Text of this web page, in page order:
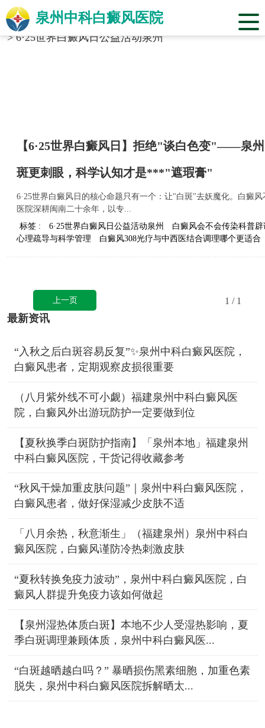
泉州中科白癜风医院
当前位置：福建省泉州市中科白癜风医院
标签合辑
>6·25世界白癜风日公益活动泉州
【6·25世界白癜风日】拒绝"谈白色变"——泉
斑更刺眼，科学认知才是***"遮瑕膏"
6·25世界白癜风日的核心命题只有一个：让"白斑"去妖魔化。白癜
医院深耕闽南二十余年，以专...
标签 :
6·25世界白癜风日公益活动泉州
白癜风会不会传染科普辟
心理疏导与科学管理
白癜风308光疗与中西医结合调理哪个更适合
上一页 1 / 1
最新资讯
“入秋之后白斑容易反复”✨泉州中科白癜风医院，
白癜风患者，定期观察皮损很重要
（八月紫外线不可小觑）福建泉州中科白癜风医
院，白癜风外出游玩防护一定要做到位
【夏秋换季白斑防护指南】「泉州本地」福建泉州
中科白癜风医院，干货记得收藏参考
“秋风干燥加重皮肤问题”｜泉州中科白癜风医院，
白癜风患者，做好保湿减少皮肤不适
「八月余热，秋意渐生」（福建泉州）泉州中科白
癜风医院，白癜风谨防冷热刺激皮肤
“夏秋转换免疫力波动”，泉州中科白癜风医院，白
癜风人群提升免疫力该如何做起
【泉州湿热体质白斑】本地不少人受湿热影响，夏
季白斑调理兼顾体质，泉州中科白癜风医...
“白斑越晒越白吗？” 暴晒损伤黑素细胞，加重色素
脱失，泉州中科白癜风医院拆解晒太...